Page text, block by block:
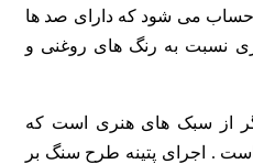
حساب می شود که دارای صد ها
نسبت به رنگ های روغنی و
از سبک های هنری است که
است . اجرای پتینه طرح سنگ بر